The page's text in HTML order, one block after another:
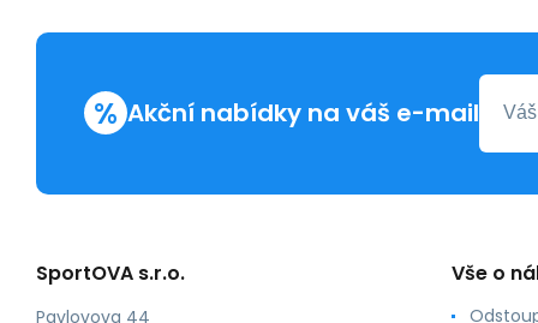
% Akční nabídky na váš e-mail
SportOVA s.r.o.
Pavlovova 44
Vše o